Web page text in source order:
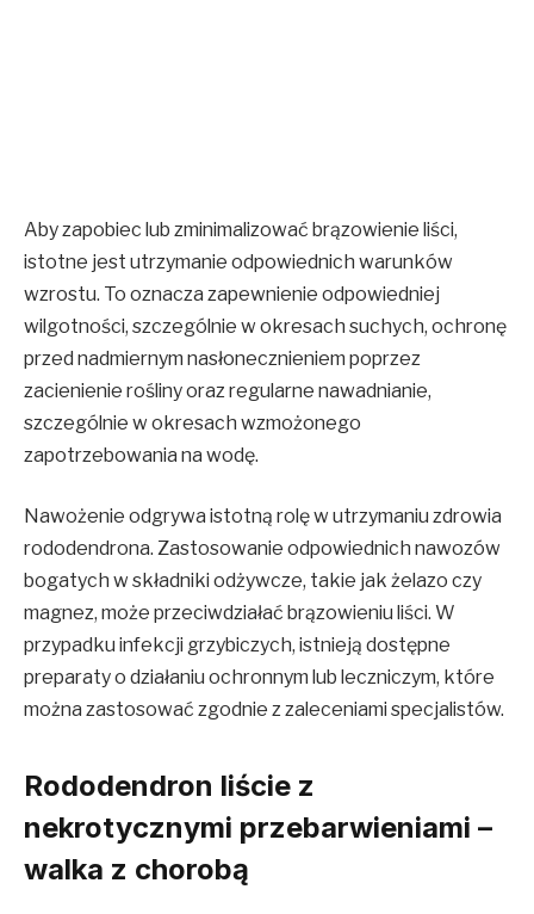
Aby zapobiec lub zminimalizować brązowienie liści,
istotne jest utrzymanie odpowiednich warunków
wzrostu. To oznacza zapewnienie odpowiedniej
wilgotności, szczególnie w okresach suchych, ochronę
przed nadmiernym nasłonecznieniem poprzez
zacienienie rośliny oraz regularne nawadnianie,
szczególnie w okresach wzmożonego
zapotrzebowania na wodę.
Nawożenie odgrywa istotną rolę w utrzymaniu zdrowia
rododendrona. Zastosowanie odpowiednich nawozów
bogatych w składniki odżywcze, takie jak żelazo czy
magnez, może przeciwdziałać brązowieniu liści. W
przypadku infekcji grzybiczych, istnieją dostępne
preparaty o działaniu ochronnym lub leczniczym, które
można zastosować zgodnie z zaleceniami specjalistów.
Rododendron liście z
nekrotycznymi przebarwieniami –
walka z chorobą